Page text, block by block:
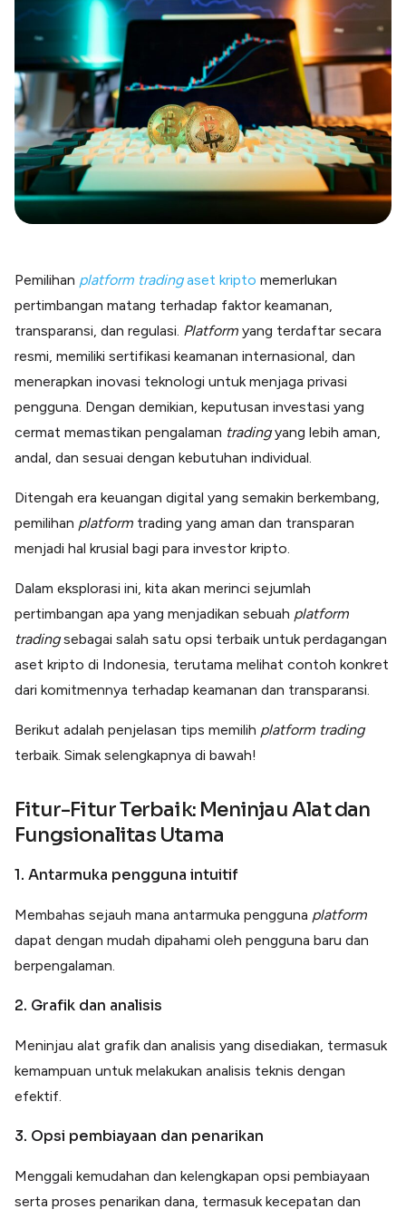
Paper XB
Bayar luar negeri pakai kartu kredit
Kartu Kredit Bisnis
Paper Card
Satu kartu untuk bisnis & personal
Paper Horizon
Kartu korporat expense terlengkap
Solusi Industri
Konstruksi
Kelola Pembayaran Termin Proyek
Health & Beauty
Lainnya
Open API
Integrasi sistem bisnis dengan API
Pencatatan Laporan Keuangan Gratis
Integrasi Accurate
Blog
Kumpulan tips dan informasi bisnis
Pemilihan platform tradingaset kripto memerlukan
pertimbangan matang terhadap faktor keamanan,
transparansi, dan regulasi. Platform yang terdaftar secara
resmi, memiliki sertifikasi keamanan internasional, dan
menerapkan inovasi teknologi untuk menjaga privasi
pengguna. Dengan demikian, keputusan investasi yang
cermat memastikan pengalaman tradingyang lebih aman,
andal, dan sesuai dengan kebutuhan individual.
Ditengah era keuangan digital yang semakin berkembang,
pemilihan platform trading yang aman dan transparan
menjadi hal krusial bagi para investor kripto.
Dalam eksplorasi ini, kita akan merinci sejumlah
pertimbangan apa yang menjadikan sebuah platform
tradingsebagai salah satu opsi terbaik untuk perdagangan
aset kripto di Indonesia, terutama melihat contoh konkret
dari komitmennya terhadap keamanan dan transparansi.
Berikut adalah penjelasan tips memilih platform trading
terbaik. Simak selengkapnya di bawah!
Fitur-Fitur Terbaik: Meninjau Alat dan
Fungsionalitas Utama
1. Antarmuka pengguna intuitif
Membahas sejauh mana antarmuka pengguna platform
dapat dengan mudah dipahami oleh pengguna baru dan
berpengalaman.
2. Grafik dan analisis
Meninjau alat grafik dan analisis yang disediakan, termasuk
kemampuan untuk melakukan analisis teknis dengan
efektif.
3. Opsi pembiayaan dan penarikan
Menggali kemudahan dan kelengkapan opsi pembiayaan
serta proses penarikan dana, termasuk kecepatan dan